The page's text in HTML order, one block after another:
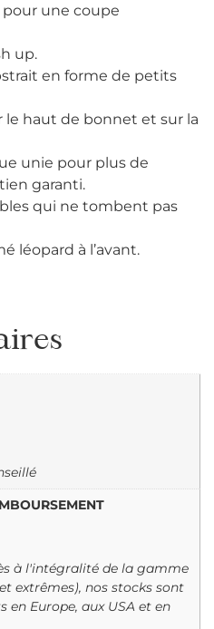
une coupe
up.
en forme de petits
haut de bonnet et sur la
unie pour plus de
garanti.
qui ne tombent pas
léopard à l’avant.
à l'intégralité de la gamme
extrêmes), nos stocks sont
Europe, aux USA et en